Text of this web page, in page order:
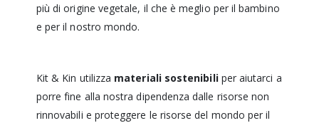
più di origine vegetale, il che è meglio per il bambino
e per il nostro mondo.
Kit & Kin utilizza materiali sostenibiliper aiutarci a
porre fine alla nostra dipendenza dalle risorse non
rinnovabili e proteggere le risorse del mondo per il